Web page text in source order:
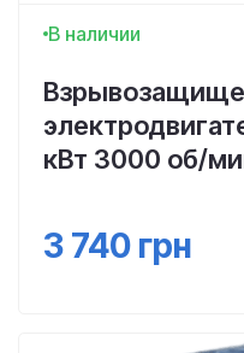
В наличии
кВт 3000 об/
3 740 грн